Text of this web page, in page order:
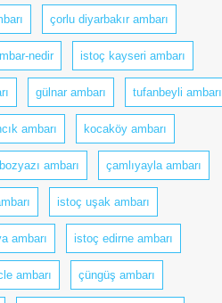
çorlu diyarbakır ambarı
nedir istoç kayseri ambarı
gülnar ambarı tufanbeyli ambarı
ambarı kocaköy ambarı
bozyazı ambarı çamlıyayla ambarı
istoç uşak ambarı
ambarı istoç edirne ambarı
ambarı çüngüş ambarı